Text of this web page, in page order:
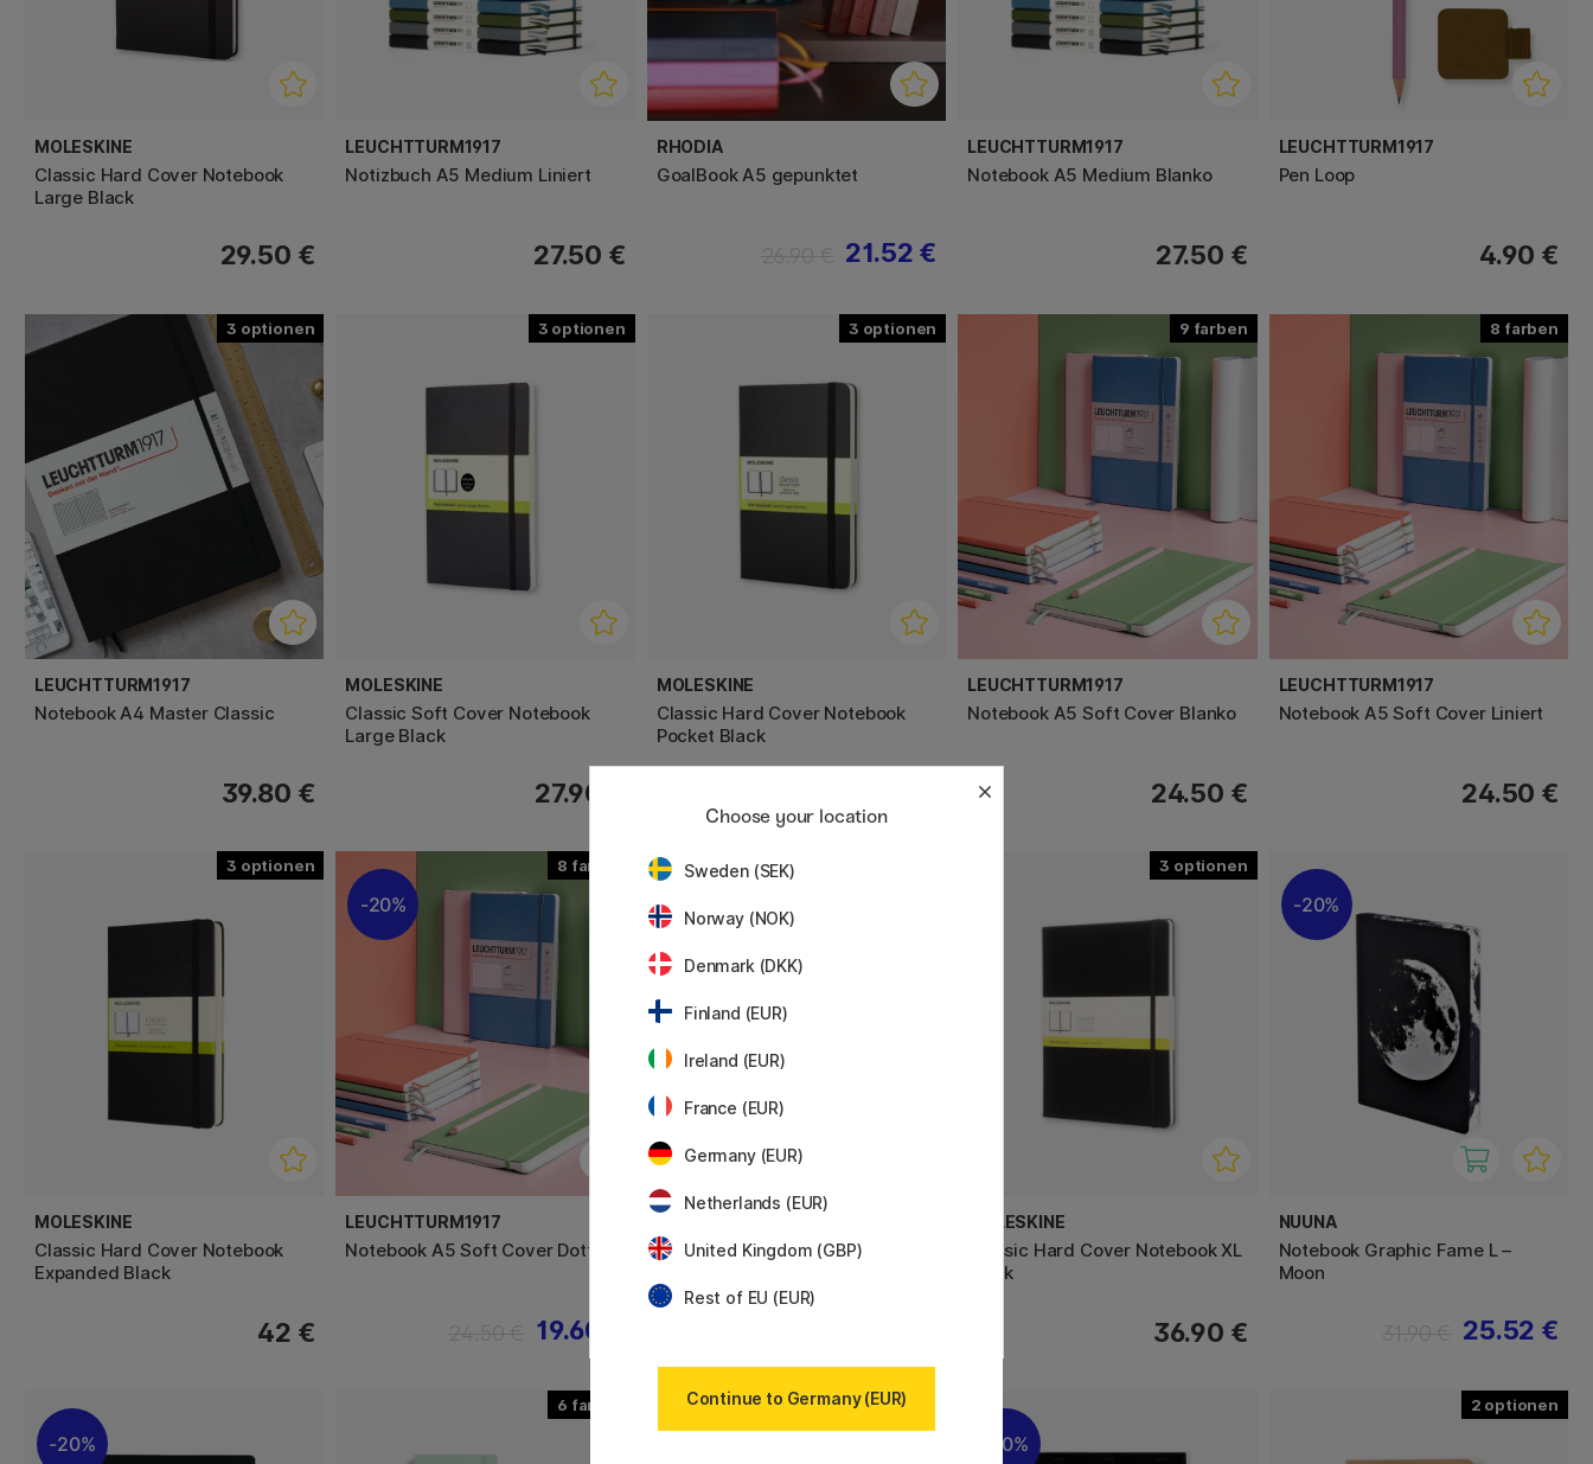
MOLESKINE
Classic Hard Cover Notebook
Large Black
29.50 €
LEUCHTTURM1917
Notizbuch A5 Medium Liniert
27.50 €
RHODIA
GoalBook A5 gepunktet
21.52 €
LEUCHTTURM1917
Notebook A5 Medium Blanko
27.50 €
LEUCHTTURM1917
Pen Loop
4.90 €
3
LEUCHTTURM1917
Notebook A4 Master Classic
39.80 €
3
MOLESKINE
Classic Soft Cover Notebook
Large Black
27.90 €
3
MOLESKINE
Classic Hard Cover Notebook
Pocket Black
9
LEUCHTTURM1917
Notebook A5 Soft Cover Blanko
24.50 €
8
LEUCHTTURM1917
Notebook A5 Soft Cover Liniert
24.50 €
3
MOLESKINE
Classic Hard Cover Notebook
Expanded Black
42 €
8
20%
LEUCHTTURM1917
Notebook A5 Soft Cover Dotted
19.60 €
Notebook Graphic L – Milky Way
3
MOLESKINE
Classic Hard Cover Notebook XL
Black
36.90 €
20%
NUUNA
Notebook Graphic Fame L –
Moon
25.52 €
20%
6 3
20%
2
Choose your location
Sweden (SEK)
Norway (NOK)
Denmark (DKK)
Finland (EUR)
Ireland (EUR)
France (EUR)
Germany (EUR)
Netherlands (EUR)
United Kingdom (GBP)
Rest of EU (EUR)
Continue to Germany (EUR)